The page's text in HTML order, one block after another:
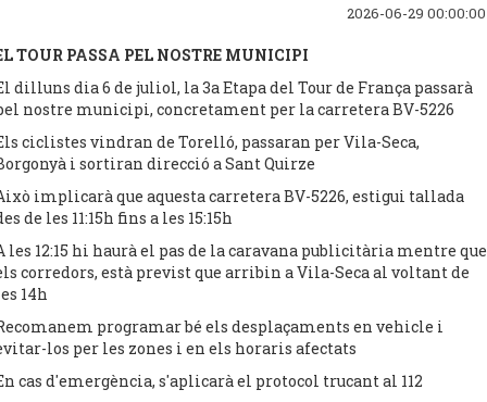
2026-06-29 00:00:00
TOUR PASSA PEL NOSTRE MUNICIPI
dilluns dia 6 de juliol, la 3a Etapa del Tour de França passarà
nostre municipi, concretament per la carretera BV-5226
ciclistes vindran de Torelló, passaran per Vila-Seca,
i sortiran direcció a Sant Quirze
implicarà que aquesta carretera BV-5226, estigui tallada
de les 11:15h fins a les 15:15h
les 12:15 hi haurà el pas de la caravana publicitària mentre que
corredors, està previst que arribin a Vila-Seca al voltant de
14h
programar bé els desplaçaments en vehicle i
los per les zones i en els horaris afectats
cas d'emergència, s'aplicarà el protocol trucant al 112